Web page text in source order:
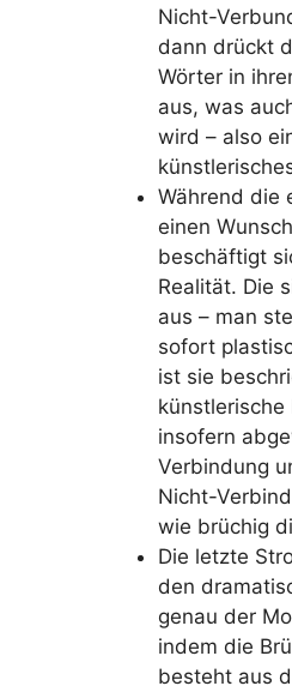
Nicht-
dann drückt
Wörter in
aus, was
wird – also
Während die
einen
beschäftigt
Realität. Die
aus – man
sofort
ist sie
insofern
Verbindung
Nicht-
wie brüchig
Die letzte
den
genau der
indem die
besteht aus